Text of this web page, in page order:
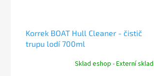
Korrek BOAT Hull Cleaner - čistič
trupu lodí 700ml
Sklad eshop - Externí sklad